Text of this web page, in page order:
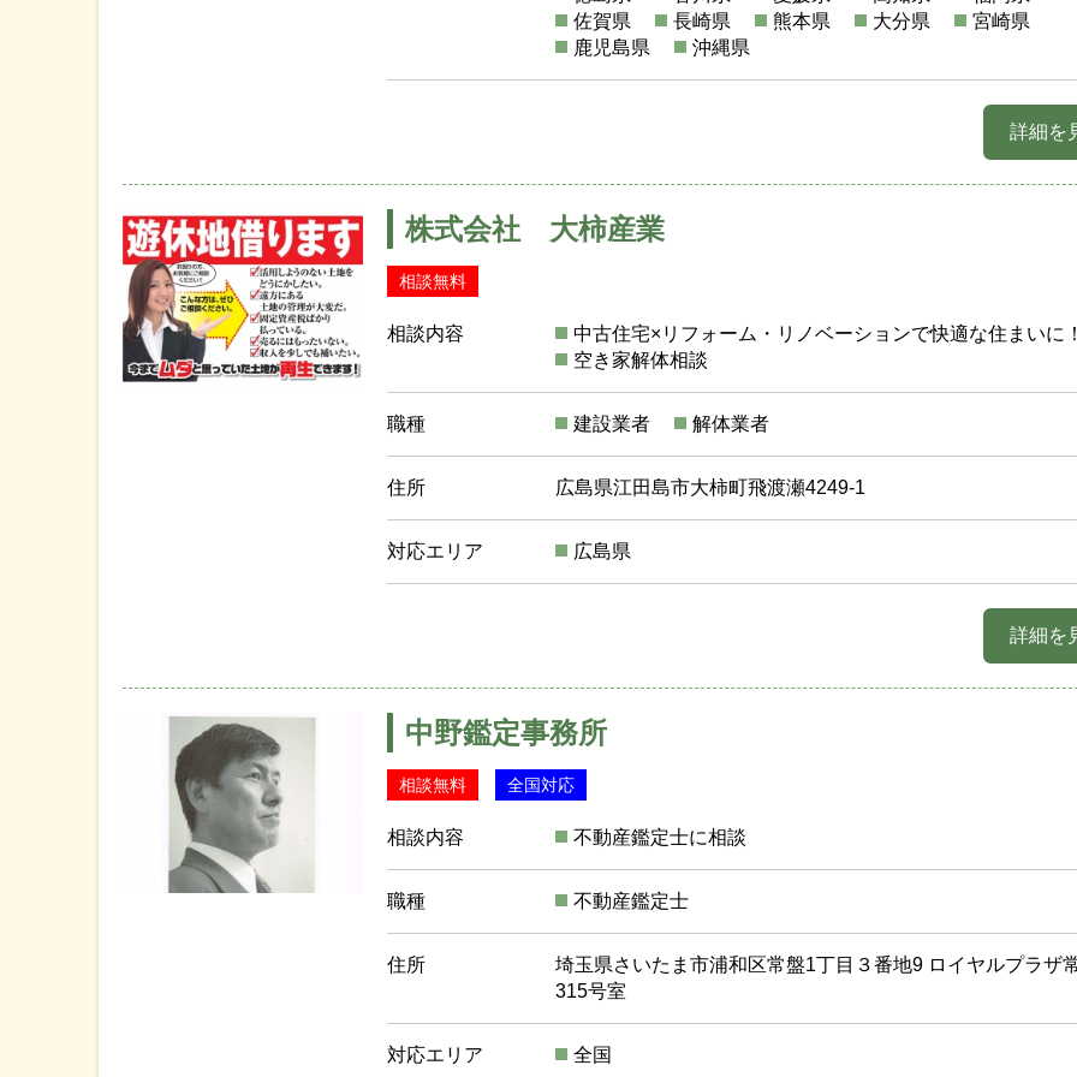
佐賀県
長崎県 熊本県 大分県
宮崎県
鹿児島県
沖縄県
詳細を
株式会社 大柿産業
相談無料
相談内容
中古住宅×リフォーム・リノベーションで快適な住まいに
空き家解体相談
職種 建設業者 解体業者
住所 広島県江田島市大柿町飛渡瀬4249-1
対応エリア 広島県
詳細を
中野鑑定事務所
相談無料 全国対応
相談内容 不動産鑑定士に相談
職種 不動産鑑定士
住所
埼玉県さいたま市浦和区常盤1丁目３番地9 ロイヤルプラザ
315号室
対応エリア 全国